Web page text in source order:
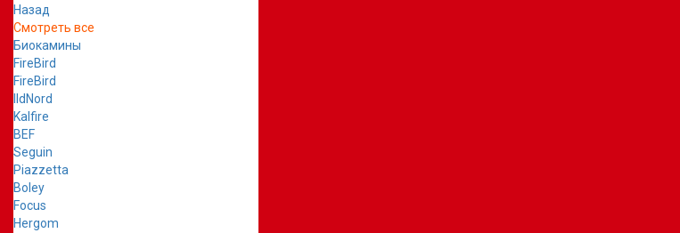
Назад
Смотреть все
Биокамины
FireBird
FireBird
IldNord
Kalfire
BEF
Seguin
Piazzetta
Boley
Focus
Hergom